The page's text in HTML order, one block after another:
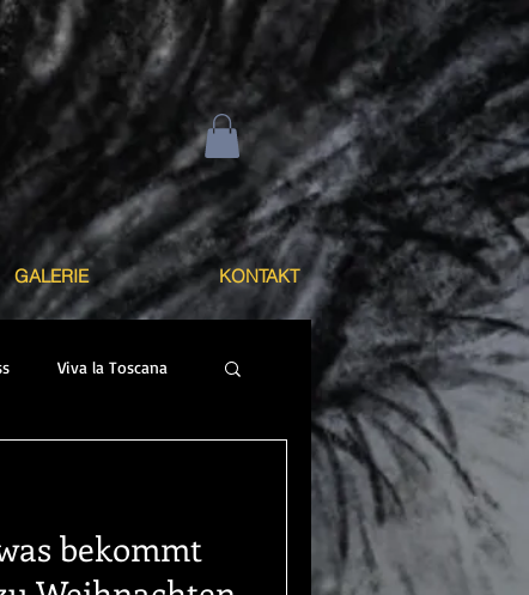
GALERIE KONTAKT
Viva la Toscana
bekommt